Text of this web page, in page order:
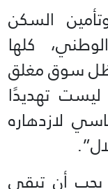
السكن
كلها
ظل سوق مغلق
ليست تهديدًا
لازدهاره
يجب أن تبقى